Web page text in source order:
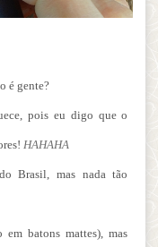
é gente?
pois eu digo que o
HAHAHA
Brasil, mas nada tão
batons mattes), mas